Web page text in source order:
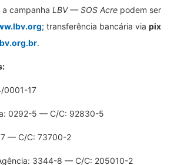
campanha LBV — SOS Acre podem ser
; transferência bancária via pix
.
0001-17
0292-5 — C/C: 92830-5
— C/C: 73700-2
3344-8 — C/C: 205010-2